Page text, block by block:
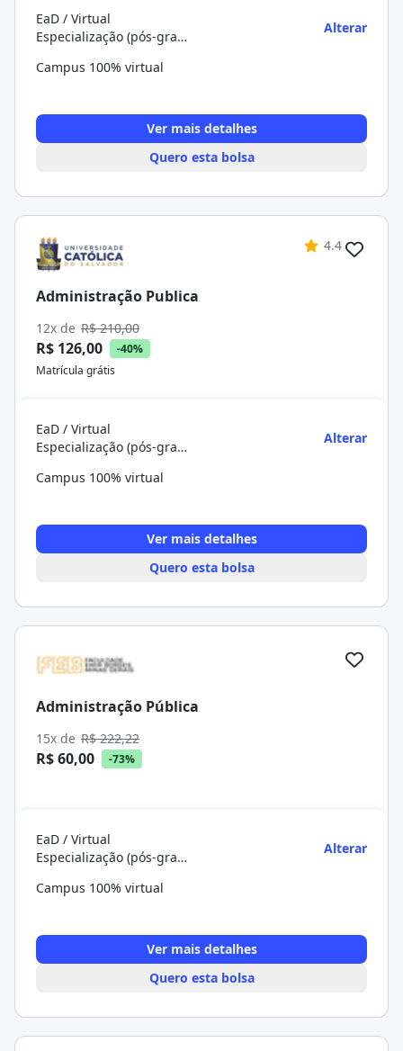
EaD / Virtual
Especialização (pós-graduação)
Alterar
Campus 100% virtual
Ver mais detalhes
Quero esta bolsa
4.4
Administração Publica
12x de R$ 210,00
R$ 126,00
-40%
Matrícula grátis
EaD / Virtual
Especialização (pós-graduação)
Alterar
Campus 100% virtual
Ver mais detalhes
Quero esta bolsa
Administração Pública
15x de R$ 222,22
R$ 60,00 -73%
EaD / Virtual
Especialização (pós-graduação)
Alterar
Campus 100% virtual
Ver mais detalhes
Quero esta bolsa